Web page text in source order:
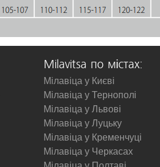
Milavitsa по містах:
Мілавіца у Києві
Мілавіца у Тернополі
Мілавіца у Львові
Мілавіца у Луцьку
Мілавіца у Кременчуці
Мілавіца у Черкасах